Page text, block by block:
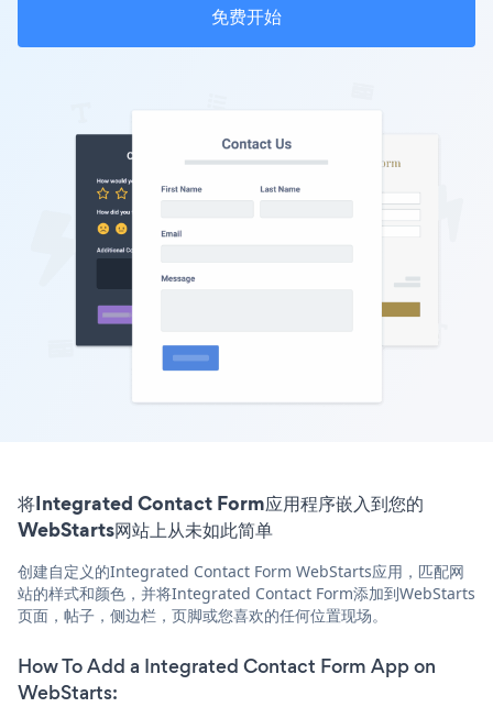
免费开始
将Integrated Contact Form应用程序嵌入到您的
WebStarts网站上从未如此简单
创建自定义的Integrated Contact Form WebStarts应用，匹配网
站的样式和颜色，并将Integrated Contact Form添加到WebStarts
页面，帖子，侧边栏，页脚或您喜欢的任何位置现场。
How To Add a Integrated Contact Form App on
WebStarts: